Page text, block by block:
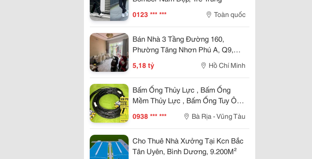
0123 *** *** Toàn quốc
Bán Nhà 3 Tầng Đường 160,
Phường Tăng Nhơn Phú A, Q9,
Thủ Đức, Tp Hcm. Dt 54M2, Sổ
Hồng Riêng. Giá 5,18 Tỷ
5,18 tỷ Hồ Chí Minh
Bấm Ống Thủy Lực , Bấm Ống
Mềm Thủy Lực , Bấm Ống Tuy Ô
Thủy Lực , Bấm Ống Thủy Lực Bọc
Lưới , Bấm Ống Thủy Lực Koman ,
Bấm Ống Thủy Lực Italy , Bấm Ống
Thủy Lực 1Sn , Bấm Ống Thủy Lực
2Sn , Bấm Ống Thủy Lực 4Sn
0938 *** *** Bà Rịa - Vũng Tàu
Cho Thuê Nhà Xưởng Tại Kcn Bắc
Tân Uyên, Bình Dương, 9.200M²